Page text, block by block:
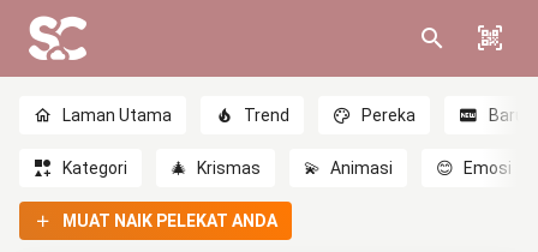
Laman Utama Trend Pereka Baru
Kategori 🎄 Krismas 💫 Animasi 😊 Emosi
MUAT NAIK PELEKAT ANDA